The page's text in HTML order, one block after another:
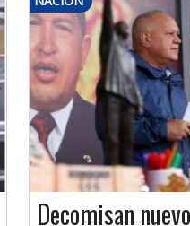
Decomisan